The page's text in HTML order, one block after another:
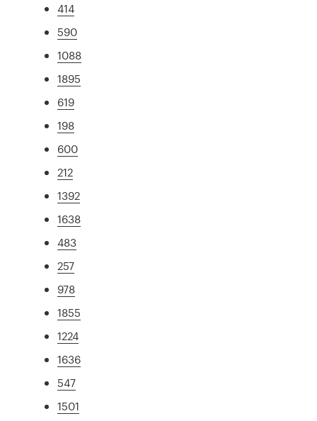
414
590
1088
1895
619
198
600
212
1392
1638
483
257
978
1855
1224
1636
547
1501